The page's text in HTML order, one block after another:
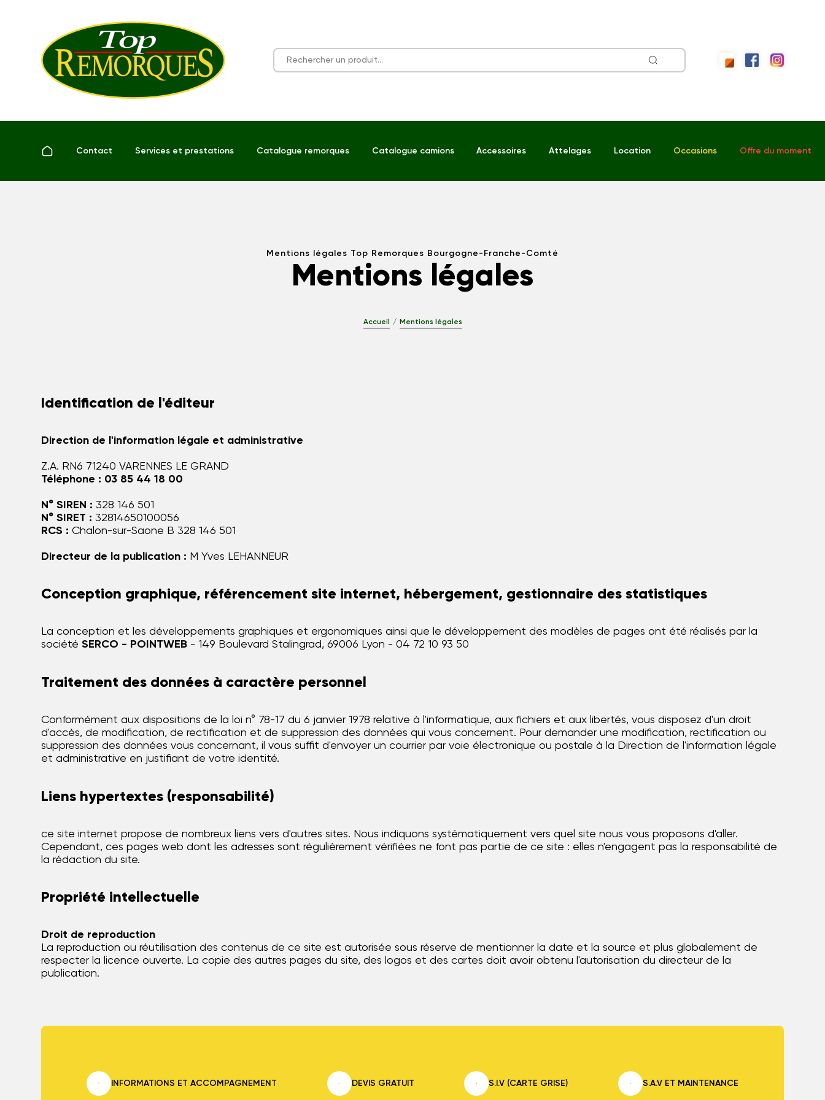
Contact Services et prestations Catalogue remorques Catalogue camions Accessoires Attelages Location Occasions Offre du moment
Mentions légales Top Remorques Bourgogne-Franche-Comté
Mentions légales
Accueil Mentions légales
Identification de l'éditeur
Direction de l'information légale et administrative
Z.A. RN6 71240 VARENNES LE GRAND
Téléphone : 03 85 44 18 00
N° SIREN : 328 146 501
N° SIRET : 32814650100056
RCS : Chalon-sur-Saone B 328 146 501
Directeur de la publication : M Yves LEHANNEUR
Conception graphique, référencement site internet, hébergement, gestionnaire des statistiques
La conception et les développements graphiques et ergonomiques ainsi que le développement des modèles de pages ont été réalisés par la
sociétéSERCO - POINTWEB - 149 Boulevard Stalingrad, 69006 Lyon - 04 72 10 93 50
Traitement des données à caractère personnel
Conformément aux dispositions de la loi n° 78-17 du 6 janvier 1978 relative à l'informatique, aux fichiers et aux libertés, vous disposez d'un droit
d'accès, de modification, de rectification et de suppression des données qui vous concernent. Pour demander une modification, rectification ou
suppression des données vous concernant, il vous suffit d'envoyer un courrier par voie électronique ou postale à la Direction de l'information légale
et administrative en justifiant de votre identité.
Liens hypertextes (responsabilité)
ce site internet propose de nombreux liens vers d'autres sites. Nous indiquons systématiquement vers quel site nous vous proposons d'aller.
Cependant, ces pages web dont les adresses sont régulièrement vérifiées ne font pas partie de ce site : elles n'engagent pas la responsabilité de
la rédaction du site.
Propriété intellectuelle
Droit de reproduction
La reproduction ou réutilisation des contenus de ce site est autorisée sous réserve de mentionner la date et la source et plus globalement de
respecter la licence ouverte. La copie des autres pages du site, des logos et des cartes doit avoir obtenu l'autorisation du directeur de la
publication.
INFORMATIONS ET ACCOMPAGNEMENT DEVIS GRATUIT S.I.V (CARTE GRISE) S.A.V ET MAINTENANCE